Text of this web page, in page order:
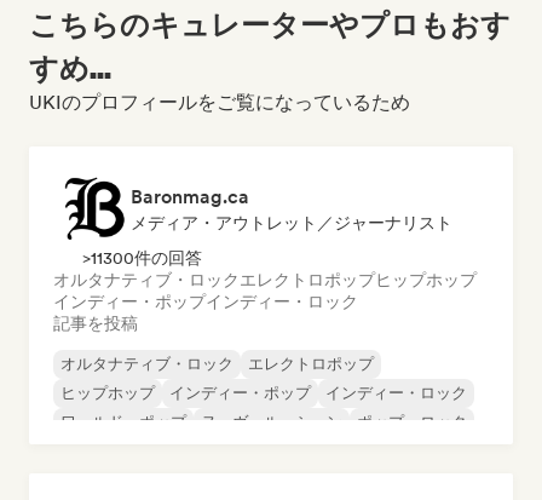
こちらのキュレーターやプロもおす
すめ...
UKIのプロフィールをご覧になっているため
Baronmag.ca
メディア・アウトレット／ジャーナリスト
>11300件の回答
オルタナティブ・ロックエレクトロポップヒップホップ
インディー・ポップインディー・ロック
記事を投稿
オルタナティブ・ロック
エレクトロポップ
ヒップホップ
インディー・ポップ
インディー・ロック
ワールド・ポップ
ヌーヴェル・シーン ポップ・ロック